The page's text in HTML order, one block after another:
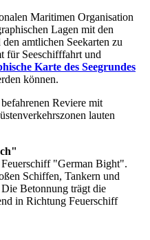
Maritimen Organisation
Lagen mit den
amtlichen Seekarten zu
für Seeschifffahrt und
Karte des Seegrundes
können.
Reviere mit
lauten
"
"German Bight".
Schiffen, Tankern und
Betonnung trägt die
in Richtung Feuerschiff